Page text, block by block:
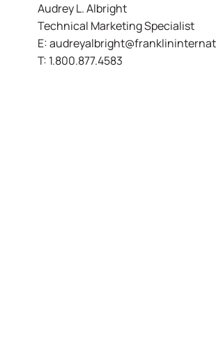
Audrey L. Albright
Technical Marketing Specialist
E:
T: 1.800.877.4583